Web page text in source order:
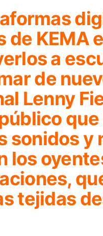
de KEMA
a
de
Lenny
que
sonidos y
los
tejidas